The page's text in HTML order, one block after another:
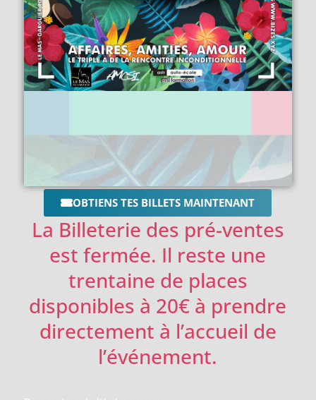
OBTIENS TES BILLETS MAINTENANT
La Billeterie des pré-ventes
est fermée. Il reste une
trentaine de places
disponibles à 20€ à prendre
directement à l’accueil de
l’événement.